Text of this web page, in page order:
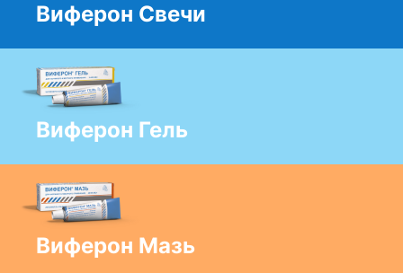
Виферон Свечи
Виферон Гель
Виферон Мазь